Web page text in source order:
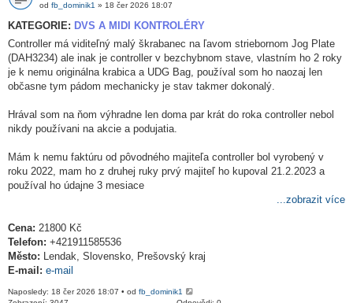
od fb_dominik1 » 18 čer 2026 18:07
KATEGORIE: DVS A MIDI KONTROLÉRY
Controller má viditeľný malý škrabanec na ľavom striebornom Jog Plate
(DAH3234) ale inak je controller v bezchybnom stave, vlastním ho 2 roky
je k nemu originálna krabica a UDG Bag, používal som ho naozaj len
občasne tym pádom mechanicky je stav takmer dokonalý.
Hrával som na ňom výhradne len doma par krát do roka controller nebol
nikdy používani na akcie a podujatia.
Mám k nemu faktúru od pôvodného majiteľa controller bol vyrobený v
roku 2022, mam ho z druhej ruky prvý majiteľ ho kupoval 21.2.2023 a
používal ho údajne 3 mesiace
...zobrazit více
Cena: 21800 Kč
Telefon: +421911585536
Město: Lendak, Slovensko, Prešovský kraj
E-mail: e-mail
Naposledy: 18 čer 2026 18:07 • od fb_dominik1